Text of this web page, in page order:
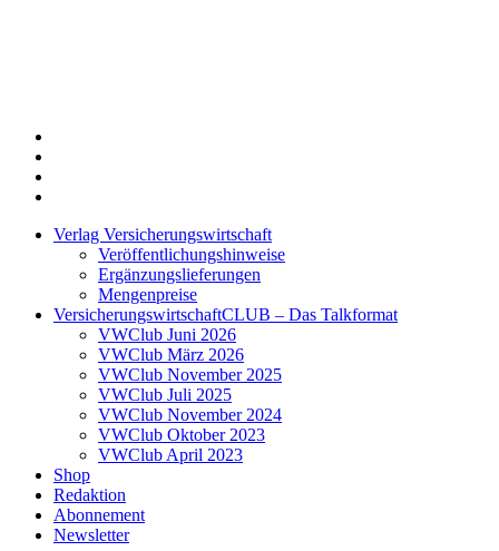
Verlag Versicherungswirtschaft
Veröffentlichungshinweise
Ergänzungslieferungen
Mengenpreise
VersicherungswirtschaftCLUB – Das Talkformat
VWClub Juni 2026
VWClub März 2026
VWClub November 2025
VWClub Juli 2025
VWClub November 2024
VWClub Oktober 2023
VWClub April 2023
Shop
Redaktion
Abonnement
Newsletter